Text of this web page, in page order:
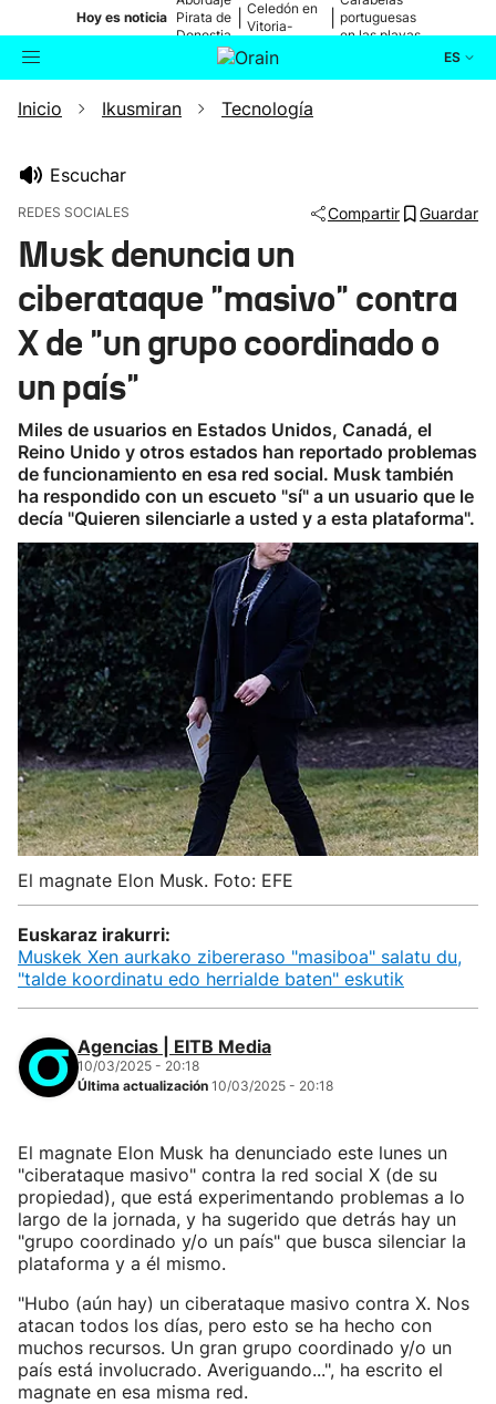
Hoy es noticia Pirata de
Donostia
Celedón en
Vitoria-
portuguesas
en las playas
ES
Buscador Actualidad
Ikusmiran
Eguraldia
Inicio Ikusmiran Tecnología
Escuchar
REDES SOCIALES Compartir Guardar
Musk denuncia un
ciberataque "masivo" contra
X de "un grupo coordinado o
un país"
Miles de usuarios en Estados Unidos, Canadá, el
Reino Unido y otros estados han reportado problemas
de funcionamiento en esa red social. Musk también
ha respondido con un escueto "sí" a un usuario que le
decía "Quieren silenciarle a usted y a esta plataforma".
El magnate Elon Musk. Foto: EFE
Euskaraz irakurri:
Muskek Xen aurkako zibereraso "masiboa" salatu du,
"talde koordinatu edo herrialde baten" eskutik
Agencias | EITB Media
10/03/2025 - 20:18
Última actualización 10/03/2025 - 20:18
El magnate Elon Musk ha denunciado este lunes un
"ciberataque masivo" contra la red social X (de su
propiedad), que está experimentando problemas a lo
largo de la jornada, y ha sugerido que detrás hay un
"grupo coordinado y/o un país" que busca silenciar la
plataforma y a él mismo.
"Hubo (aún hay) un ciberataque masivo contra X. Nos
atacan todos los días, pero esto se ha hecho con
muchos recursos. Un gran grupo coordinado y/o un
país está involucrado. Averiguando...", ha escrito el
magnate en esa misma red.